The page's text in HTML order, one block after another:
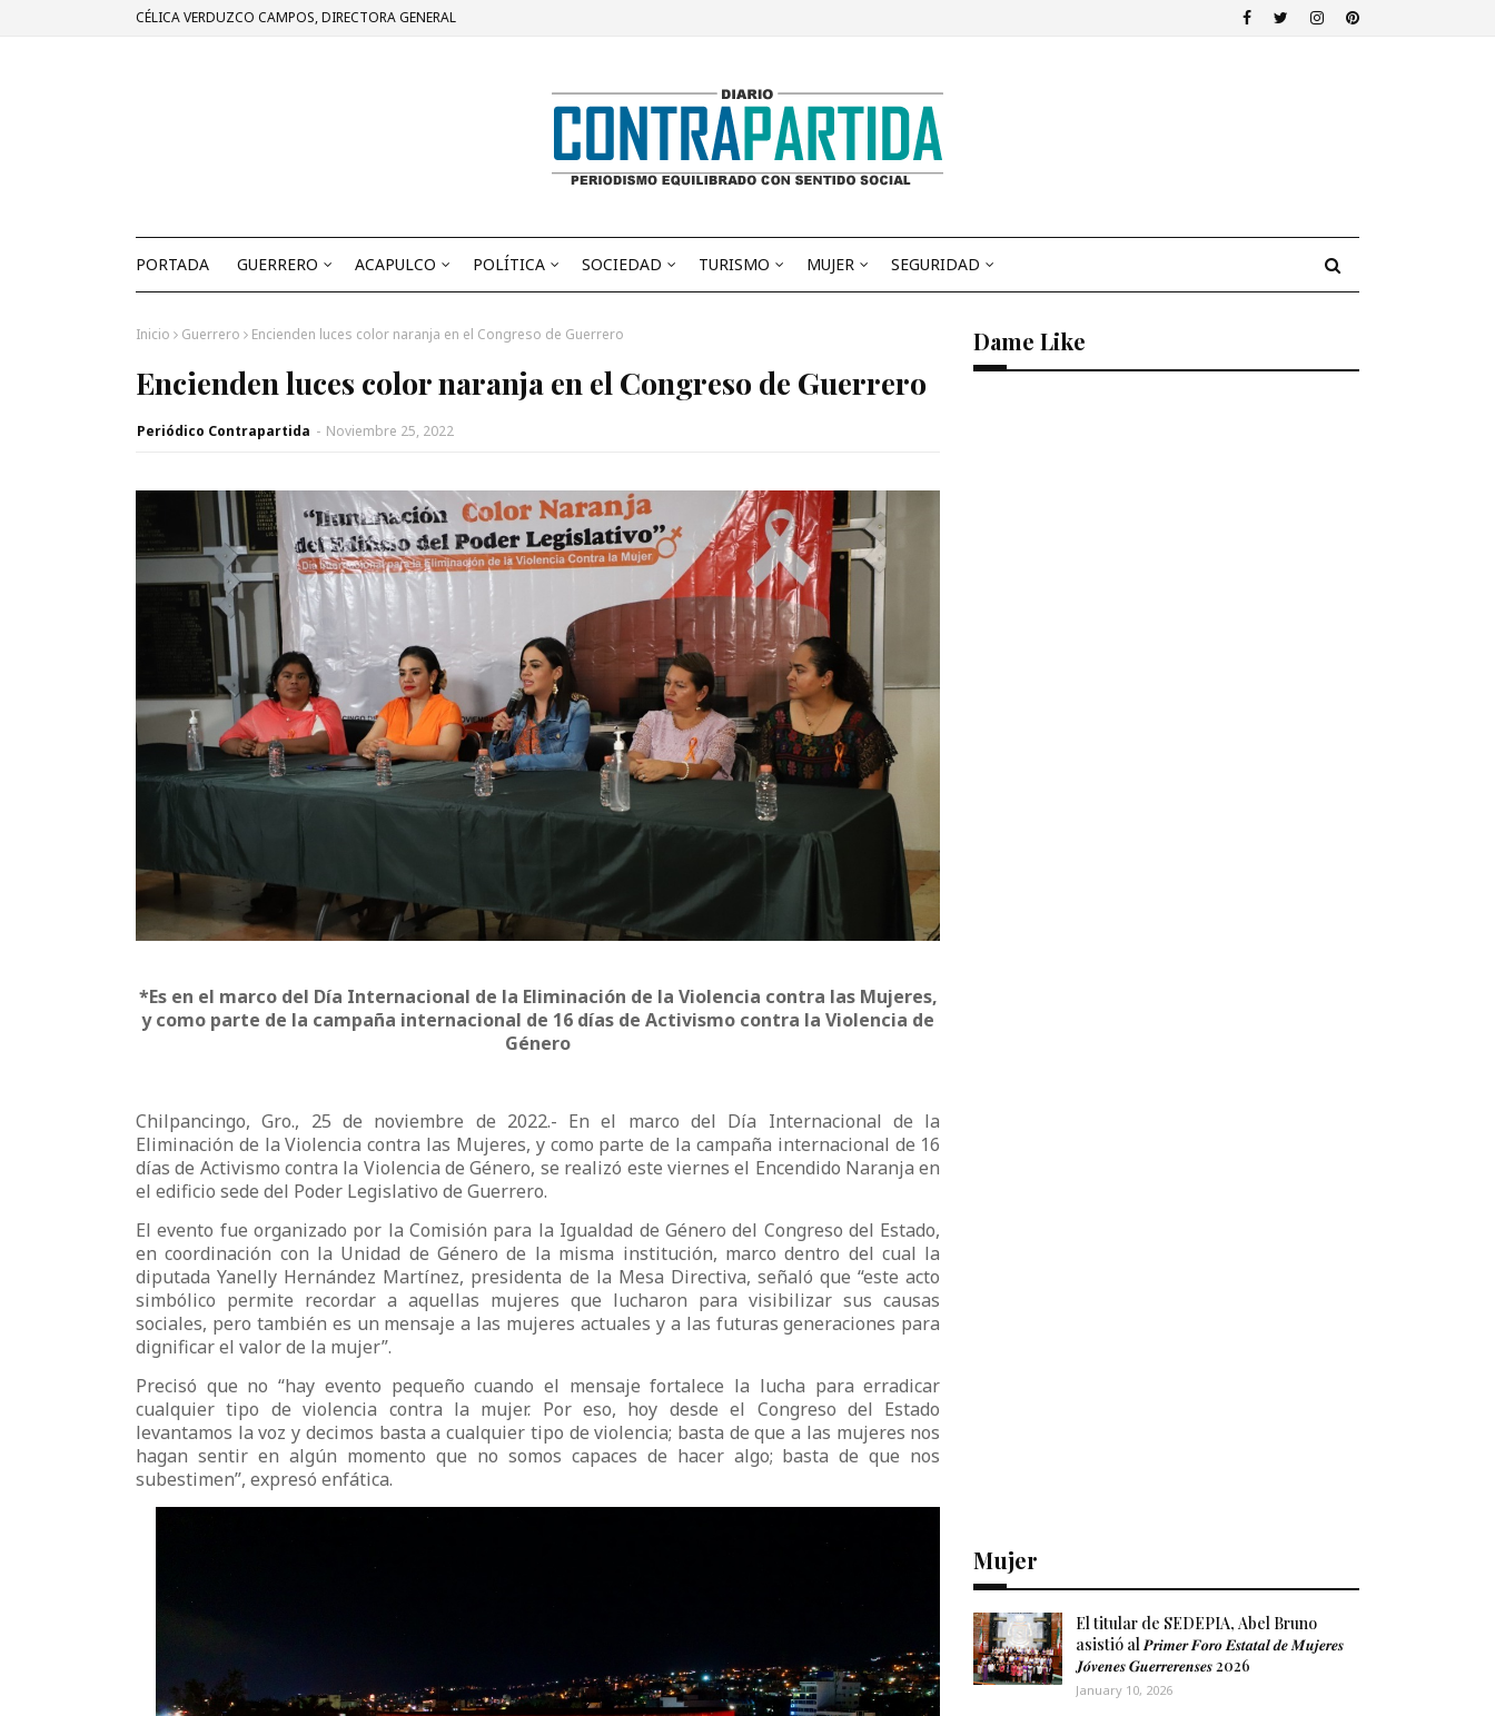
CÉLICA VERDUZCO CAMPOS, DIRECTORA GENERAL
PORTADA GUERRERO ACAPULCO POLÍTICA SOCIEDAD TURISMO MUJER SEGURIDAD
Inicio Guerrero Encienden luces color naranja en el Congreso de Guerrero
Encienden luces color naranja en el Congreso de Guerrero
Periódico Contrapartida - Noviembre 25, 2022
*Es en el marco del Día Internacional de la Eliminación de la Violencia contra las Mujeres,
y como parte de la campaña internacional de 16 días de Activismo contra la Violencia de
Género
Chilpancingo, Gro., 25 de noviembre de 2022.- En el marco del Día Internacional de la
Eliminación de la Violencia contra las Mujeres, y como parte de la campaña internacional de 16
días de Activismo contra la Violencia de Género, se realizó este viernes el Encendido Naranja en
el edificio sede del Poder Legislativo de Guerrero.
El evento fue organizado por la Comisión para la Igualdad de Género del Congreso del Estado,
en coordinación con la Unidad de Género de la misma institución, marco dentro del cual la
diputada Yanelly Hernández Martínez, presidenta de la Mesa Directiva, señaló que “este acto
simbólico permite recordar a aquellas mujeres que lucharon para visibilizar sus causas
sociales, pero también es un mensaje a las mujeres actuales y a las futuras generaciones para
dignificar el valor de la mujer”.
Precisó que no “hay evento pequeño cuando el mensaje fortalece la lucha para erradicar
cualquier tipo de violencia contra la mujer. Por eso, hoy desde el Congreso del Estado
levantamos la voz y decimos basta a cualquier tipo de violencia; basta de que a las mujeres nos
hagan sentir en algún momento que no somos capaces de hacer algo; basta de que nos
subestimen”, expresó enfática.
Dame Like
Mujer
El titular de SEDEPIA, Abel Bruno
asistió al 𝑷𝒓𝒊𝒎𝒆𝒓 𝑭𝒐𝒓𝒐 𝑬𝒔𝒕𝒂𝒕𝒂𝒍 𝒅𝒆 𝑴𝒖𝒋𝒆𝒓𝒆𝒔
𝑱𝒐́𝒗𝒆𝒏𝒆𝒔 𝑮𝒖𝒆𝒓𝒓𝒆𝒓𝒆𝒏𝒔𝒆𝒔 2026
January 10, 2026